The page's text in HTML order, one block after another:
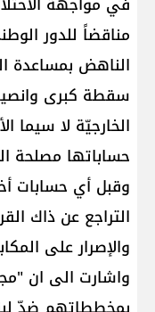
مناقضاً للدور
الناهض بمساعدة
سقطة كبرى
الخارجيّة لا سيما
حساباتها مصلحة
وقبل أي حسابات
التراجع عن ذاك
والإصرار على
واشارت الى ان